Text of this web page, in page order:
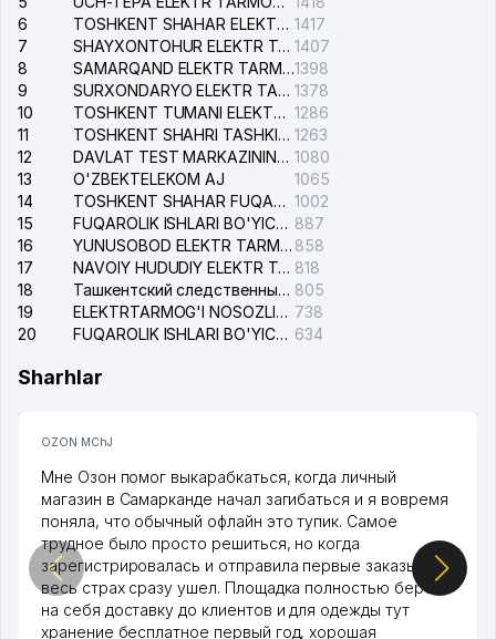
6
TOSHKENT SHAHAR ELEKTR TARMOQLARI KORXONASI AJ 1417
7
SHAYXONTOHUR ELEKTR TARMOG'I NOSOZLIKLARINI TUZATISH XIZMATI 1407
8
SAMARQAND ELEKTR TARMOQLARI AJ1398
9
SURXONDARYO ELEKTR TARMOQLARI AJ 1378
10
TOSHKENT TUMANI ELEKTR TARMOG'I AVARIYA XIZMATI 1286
11
TOSHKENT SHAHRI TASHKILOT TELEFONLARI HAQIDA MA'LUMOT BYUROSI 1263
12
DAVLAT TEST MARKAZINING ISHONCH TELEFONLARI 1080
13
O'ZBEKTELEKOM AJ
1065
14
TOSHKENT SHAHAR FUQAROLIK ISHLARI BO'YICHA SUDI 1002
15
FUQAROLIK ISHLARI BO'YICHA YAKKASAROY TUMANLARARO SUDI 887
16
YUNUSOBOD ELEKTR TARMOG'I NOSOZLIKLARI XIZMATI 858
17
NAVOIY HUDUDIY ELEKTR TARMOQLARI KORXONASI AJ 818
18
Ташкентский следственный изолятор 805
19
ELEKTRTARMOG'I NOSOZLIKLARINI TO'ZATISH SERGELI XIZMATI 738
20
FUQAROLIK ISHLARI BO'YICHA UCH-TEPA TUMANI SUDI 634
Sharhlar
OZON MChJ
Мне Озон помог выкарабкаться, когда личный
магазин в Самарканде начал загибаться и я вовремя
поняла, что обычный офлайн это тупик. Самое
трудное было просто решиться, но когда
зарегистрировалась и отправила первые заказы,
весь страх сразу ушел. Площадка полностью берет
на себя доставку до клиентов и для одежды тут
хранение бесплатное первый год, хорошая